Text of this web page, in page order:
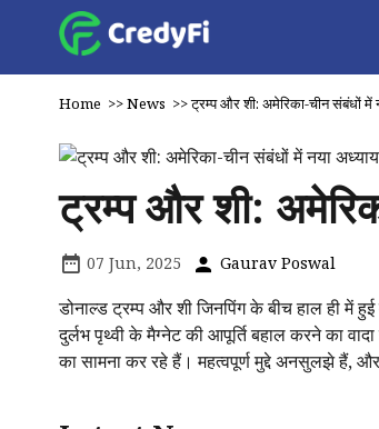
Home >>News >>ट्रम्प और शी: अमेरिका-चीन संबंधों में
ट्रम्प और शी:
07 Jun, 2025 Gaurav Poswal
डोनाल्ड ट्रम्प और शी जिनपिंग के बीच हाल ही में
दुर्लभ पृथ्वी के मैग्नेट की आपूर्ति बहाल करने का
का सामना कर रहे हैं। महत्वपूर्ण मुद्दे अनसुलझे हैं,